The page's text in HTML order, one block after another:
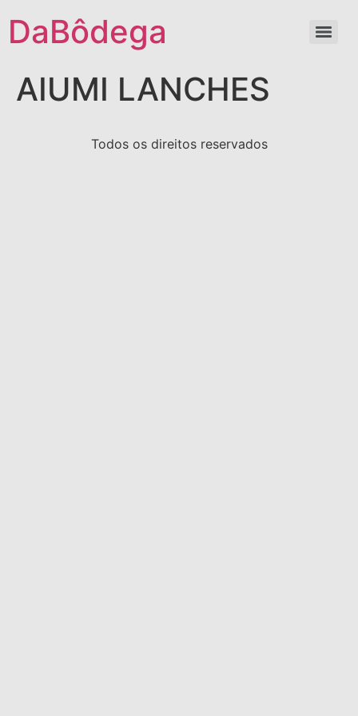
DaBôdega
AIUMI LANCHES
Todos os direitos reservados